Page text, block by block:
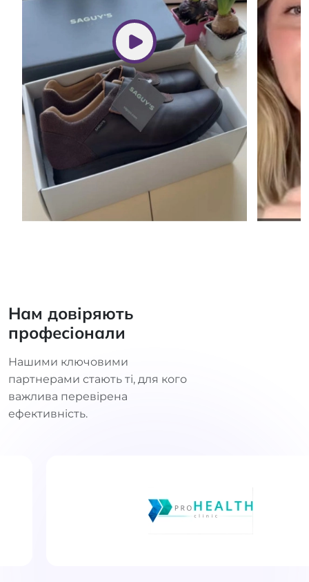
Нам довіряють
професіонали
Нашими ключовими
партнерами стають ті, для кого
важлива перевірена
ефективність.